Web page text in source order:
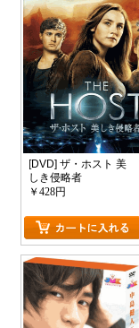
[DVD] ザ・ホスト 美
しき侵略者
￥428円